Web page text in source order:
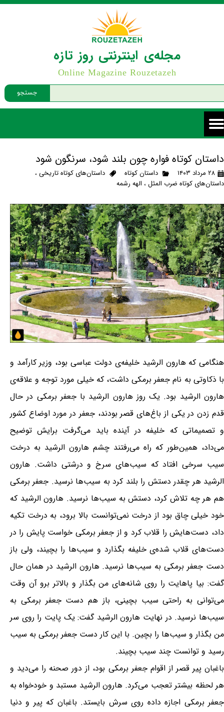
جستجو
مجله‌ی اینترنتی روز تازه
Online Magazine Rouzetazeh
داستان کوتاه فواره چون بلند شود، سرنگون شود
۲۸ مرداد ۱۴۰۳ داستان کوتاه داستان‌های کوتاه تاریخی،
داستان‌های کوتاه ضرب المثل، الهه رشمه
هنگامی که هارون الرشید خلیفه‌ی دولت عباسی بود، وزیر کارآمد و
با ذکاوتی به نام جعفر برمکی داشت، که خیلی مورد توجه و علاقه‌ی
هارون الرشید بود. یک روز هارون الرشید با جعفر برمکی در حال
قدم زدن در یکی از باغ‌های قصر بودند، جعفر در مورد اوضاع کشور
و تصمیماتی که خلیفه در آینده باید می‌گرفت برایش توضیح
می‌داد، همین‌طور که راه می‌رفتند چشم هارون الرشید به درخت
سیب سرخی افتاد که سیب‌های سرخ و درشتی داشت. هارون
الرشید هر چقدر دستش را بلند کرد به سیب‌ها نرسید. جعفر برمکی
هم هر چه تلاش کرد، دستش به سیب‌ها نرسید. هارون الرشید که
خود خیلی چاق بود از درخت نمی‌توانست بالا برود، به درخت تکیه
داد، دست‌هایش را قلاب کرد و از جعفر برمکی خواست پایش را در
دست‌های قلاب شده‌ی خلیفه بگذارد و سیب‌ها را بچیند، ولی باز
دست جعفر برمکی به سیب‌ها نرسید. هارون الرشید در همان حال
گفت: بیا پاهایت را روی شانه‌های من بگذار و بالاتر برو آن وقت
می‌توانی به راحتی سیب بچینی، باز هم دست جعفر برمکی به
سیب‌ها نرسید. در نهایت هارون الرشید گفت: یک پایت را روی سر
من بگذار و سیب‌ها را بچین. با این کار دست جعفر برمکی به سیب
رسید و توانست چند سیب بچیند.
باغبان پیر قصر از اقوام جعفر برمکی بود، از دور صحنه را می‌دید و
هر لحظه بیشتر تعجب می‌کرد. هارون الرشید مستبد و خودخواه به
جعفر برمکی اجازه داده روی سرش بایستد. باغبان که پیر و دنیا